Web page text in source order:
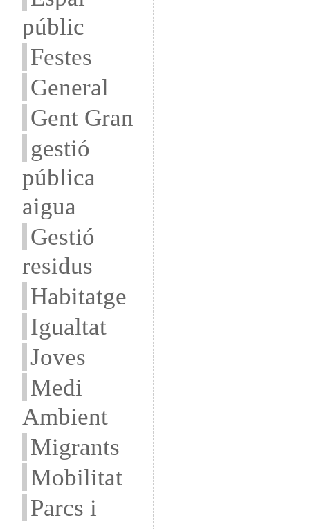
públic
Festes
General
Gent Gran
gestió
pública
aigua
Gestió
residus
Habitatge
Igualtat
Joves
Medi
Ambient
Migrants
Mobilitat
Parcs i